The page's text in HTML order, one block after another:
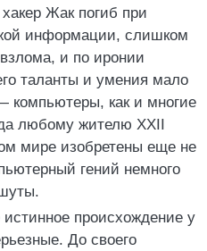
Жак погиб при
информации, слишком
и по иронии
таланты и умения мало
компьютеры, как и многие
любому жителю XXII
мире изобретены еще не
гений немного
происхождение у
До своего